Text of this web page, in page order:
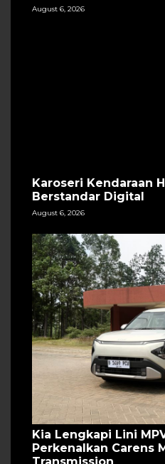
August 6, 2026
Karoseri Kendaraan
Berstandar Digital
August 6, 2026
Kia Lengkapi Lini
Perkenalkan Carens